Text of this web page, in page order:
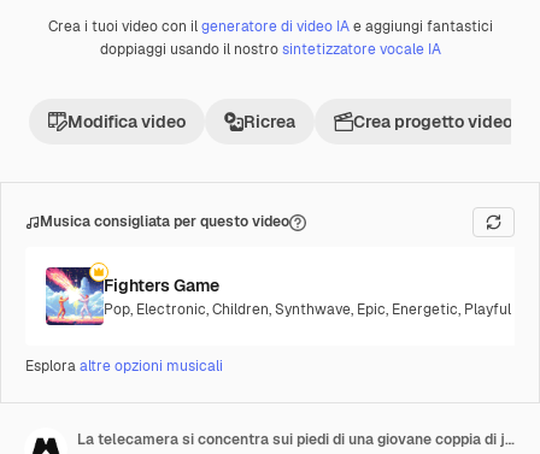
Crea i tuoi video con ilgeneratore di video IAe aggiungi fantastici
doppiaggi usando il nostrosintetizzatore vocale IA
Modifica video Ricrea Crea progetto video
Musica consigliata per questo video
Fighters Game
Pop, Electronic,Children,Synthwave, Epic, Energetic, Playful
Esploraaltre opzioni musicali
La telecamera si concentra sui piedi di una giovane coppia di jogger che corre nello stadio in estate